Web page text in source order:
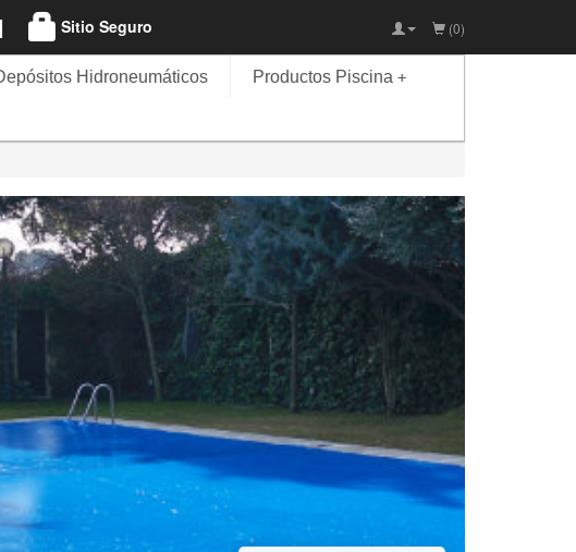
Sitio Seguro (0)
Hidroneumáticos +
Productos Piscina